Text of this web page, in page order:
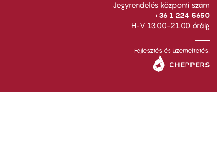
Jegyrendelés központi szám
+36 1 224 5650
H-V 13.00-21.00 óráig
Fejlesztés és üzemeltetés: